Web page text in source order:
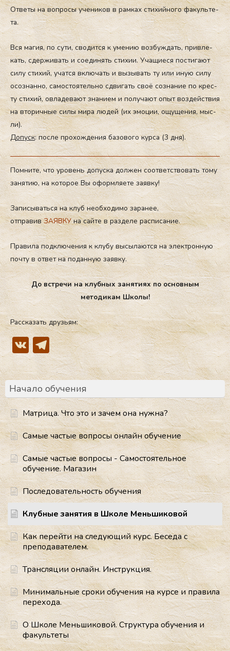
Начало обучения
Матрица. Что это и зачем она нужна?
Самые частые вопросы онлайн обучение
Самые частые вопросы - Самостоятельное
обучение. Магазин
Последовательность обучения
Клубные занятия в Школе Меньшиковой
Как перейти на следующий курс. Беседа с
преподавателем.
Трансляции онлайн. Инструкция.
Минимальные сроки обучения на курсе и правила
перехода.
О Школе Меньшиковой. Структура обучения и
факультеты
От­ве­ты на воп­ро­сы уче­ников в рам­ках сти­хий­но­го фа­куль­те­
та.
Вся ма­гия, по су­ти, сво­дит­ся к уме­нию воз­буж­дать, прив­ле­
кать, сдер­жи­вать и со­еди­нять сти­хии. Уча­щи­еся пос­ти­га­ют
си­лу сти­хий, учат­ся вклю­чать и вы­зы­вать ту или иную си­лу
осоз­нан­но, са­мос­то­ятель­но сдви­гать своё соз­на­ние по крес­
ту сти­хий, ов­ла­де­ва­ют зна­ни­ем и по­лу­ча­ют опыт воз­дей­ствия
на вто­рич­ные си­лы ми­ра лю­дей (их эмо­ции, ощу­ще­ния, мыс­
ли).
Допуск: пос­ле про­хож­де­ния ба­зово­го кур­са (3 дня).
Помните, что уровень допуска должен соответствовать тому
занятию, на которое Вы оформляете заявку!
Записываться на клуб необходимо заранее,
отправивЗАЯВКУна сайте в разделе расписание.
Правила подключения к клубу высылаются на электронную
почту в ответ на поданную заявку.
До встречи на клубных занятиях по основным
методикам Школы!
Рассказать друзьям:
VKTelegram